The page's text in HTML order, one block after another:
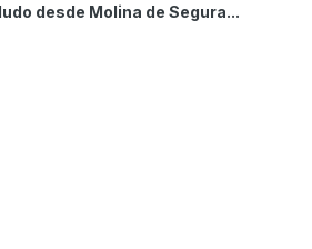
desde Molina de Segura...